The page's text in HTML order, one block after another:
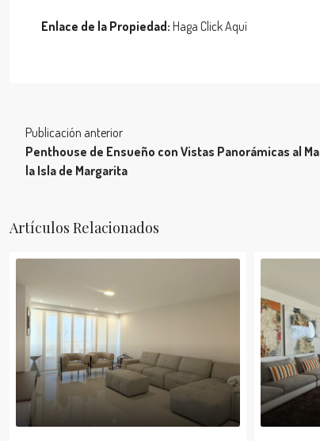
Enlace de la Propiedad: Haga Click Aquí
Publicación anterior
Penthouse de Ensueño con Vistas Panorámicas al
la Isla de Margarita
Artículos Relacionados